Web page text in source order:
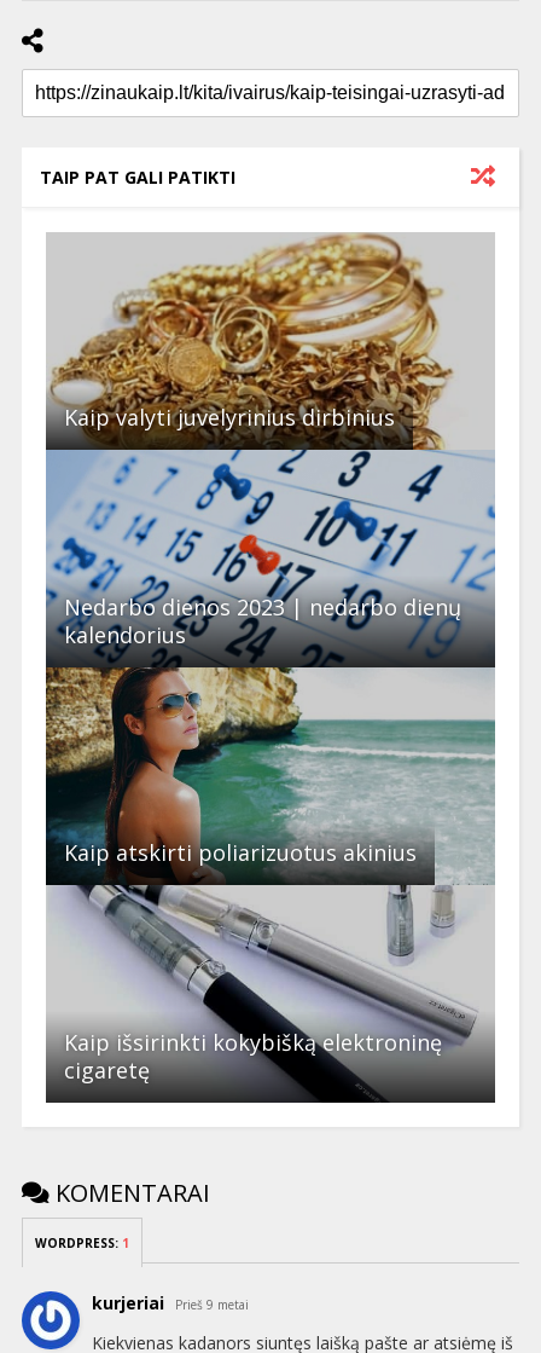
TAIP PAT GALI PATIKTI
Kaip valyti juvelyrinius dirbinius
Nedarbo dienos 2023 | nedarbo dienų
kalendorius
Kaip atskirti poliarizuotus akinius
Kaip išsirinkti kokybišką elektroninę
cigaretę
KOMENTARAI
WORDPRESS: 1
kurjeriai Prieš 9 metai
Kiekvienas kadanors siuntęs laišką pašte ar atsiėmę iš